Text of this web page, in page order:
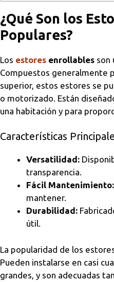
¿Qué Son los
Populares?
Los estores enrollables son
Compuestos generalmente
superior, estos estores se
o motorizado. Están
una habitación y para
Características
Versatilidad:
transparencia.
Fácil Mantenimiento:
mantener.
Durabilidad:
útil.
La popularidad de los
Pueden instalarse en casi
grandes, y son adecuadas